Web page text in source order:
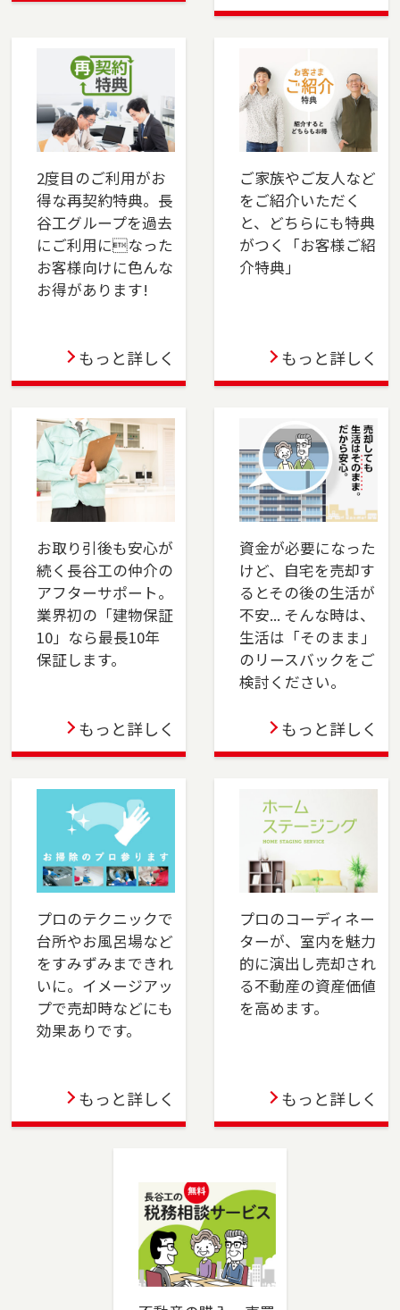
本社営業センター新宿チームが正式に店舗として
却、 ご購入をご検討の方は、是非ご相談くださ
い。 フリーダイアル（0120-106-875）よりお気
軽にどうぞ！
2025-04-24
多摩センター店を移転しました。多摩市・八王
子市・町田市・稲城市・相模原市でお住まいの
ご売却、ご購入をご検討の方は、是非ご相談く
ださい。フリーダイアル（0120-552-875）より
お気軽にどうぞ！
本社営業センター新宿チームを開設しました。
新宿区でお住まいのご売却、 ご購入をご検討の
（0120-106-875）よりお気軽にどうぞ！
2025-03-31
この度、東戸塚店は3月31日をもって閉店する運
びとなりました。横浜市保土ケ谷区、旭区のお
問い合わせは横浜センター（0120-875-458）
へ・戸塚区、瀬谷区、泉区のお問い合わせは湘
南営業センター（0120-875-051）へご連絡くだ
さい。これまでのご支援に深く感謝申し上げま
す。
2024-04-05
川区・稲毛区・若葉区・緑区・美浜区）、佐倉
市、四街道市でお住まいのご売却、ご購入をご
検討の方は、是非ご相談ください。フリーダイ
アル（0120-8750-86）よりお気軽にどうぞ！
2024-04-01
おおたかの森店オープン！不動産の売却も購入
も、長谷工の仲介にお任せください！ 豊富な実
の物件購入もサポートします。安心のサポート
で、スムーズな取引を実現します。
2024-04-01
上大岡店をオープンしました。横浜市金沢区、
港南区・南区・磯子区（一部）、横須賀市、三
（0120-275-875）よりお気軽にどうぞ！
区）、横浜市（鶴見区・港北区）でお住まいの
ご売却、ご購入をご検討の方は、是非ご相談く
ださい。フリーダイアル（0120-194-845）より
お気軽にどうぞ！
2度目のご利用がお
得な再契約特典。長
谷工グループを過去
にご利用になった
お客様向けに色んな
お得があります!
もっと詳しく
ご家族やご友人など
をご紹介いただく
と、どちらにも特典
がつく「お客様ご紹
介特典」
もっと詳しく
お取り引後も安心が
続く長谷工の仲介の
アフターサポート。
業界初の「建物保証
10」なら最長10年
保証します。
もっと詳しく
資金が必要になった
けど、自宅を売却す
るとその後の生活が
不安... そんな時は、
生活は「そのまま」
のリースバックをご
検討ください。
もっと詳しく
プロのテクニックで
台所やお風呂場など
をすみずみまできれ
いに。イメージアッ
プで売却時などにも
効果ありです。
もっと詳しく
プロのコーディネー
ターが、室内を魅力
的に演出し売却され
る不動産の資産価値
を高めます。
もっと詳しく